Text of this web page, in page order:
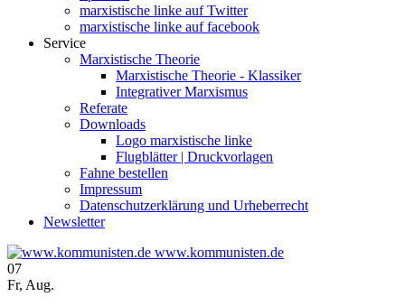
marxistische linke auf Twitter
marxistische linke auf facebook
Service
Marxistische Theorie
Marxistische Theorie - Klassiker
Integrativer Marxismus
Referate
Downloads
Logo marxistische linke
Flugblätter | Druckvorlagen
Fahne bestellen
Impressum
Datenschutzerklärung und Urheberrecht
Newsletter
www.kommunisten.de
07
Fr, Aug.